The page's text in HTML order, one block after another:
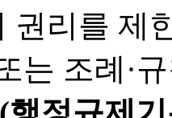
권리를 제
는 조례·